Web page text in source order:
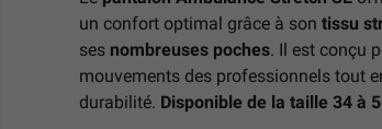
un confort optimal grâce à son tissu
ses nombreuses poches. Il est conçu
mouvements des professionnels tout
durabilité. Disponible de la taille 34 à